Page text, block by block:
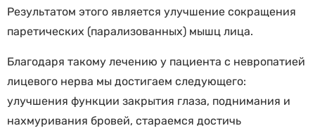
Результатом этого является улучшение сокращения
паретических (парализованных) мышц лица.
Благодаря такому лечению у пациента с невропатией
лицевого нерва мы достигаем следующего:
улучшения функции закрытия глаза, поднимания и
нахмуривания бровей, стараемся достичь